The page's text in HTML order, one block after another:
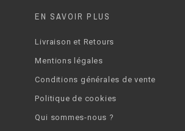
EN SAVOIR PLUS
Livraison et Retours
Mentions légales
Conditions générales de vente
Politique de cookies
Qui sommes-nous ?